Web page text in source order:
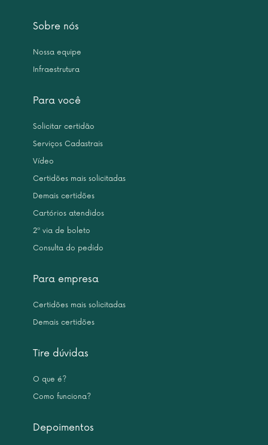
Sobre nós
Nossa equipe
Infraestrutura
Para você
Solicitar certidão
Serviços Cadastrais
Vídeo
Certidões mais solicitadas
Demais certidões
Cartórios atendidos
2ª via de boleto
Consulta do pedido
Para empresa
Certidões mais solicitadas
Demais certidões
Tire dúvidas
O que é?
Como funciona?
Depoimentos